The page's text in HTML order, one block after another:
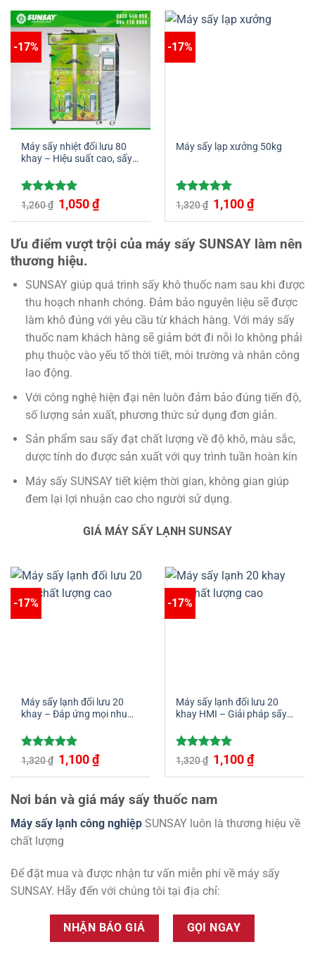
-17%
Máy sấy nhiệt đối lưu 80
khay – Hiệu suất cao, sấy
Được xếp
hạng 5.00
5 sao
1,260₫ Giá
gốc
là:
1,050₫Giá
hiện
tại
1,050 ₫.
-17%
Máy sấy lạp xưởng 50kg
Được xếp
hạng 5.00
5 sao
1,320₫ Giá
gốc
là:
1,100₫Giá
hiện
tại
1,100 ₫.
Ưu điểm vượt trội của máy sấy SUNSAY làm nên
thương hiệu.
SUNSAY giúp quá trình sấy khô thuốc nam sau khi được
thu hoạch nhanh chóng. Đảm bảo nguyên liệu sẽ được
làm khô đúng với yêu cầu từ khách hàng. Với máy sấy
thuốc nam khách hàng sẽ giảm bớt đi nỗi lo không phải
phụ thuộc vào yếu tố thời tiết, môi trường và nhân công
lao động.
Với công nghệ hiện đại nên luôn đảm bảo đúng tiến độ,
số lượng sản xuất, phương thức sử dụng đơn giản.
Sản phẩm sau sấy đạt chất lượng về độ khô, màu sắc,
dược tính do được sản xuất với quy trình tuần hoàn kín
Máy sấy SUNSAY tiết kiệm thời gian, không gian giúp
đem lại lợi nhuận cao cho người sử dụng.
GIÁ MÁY SẤY LẠNH SUNSAY
-17%
Máy sấy lạnh đối lưu 20
khay – Đáp ứng mọi nhu
Được xếp
hạng 5.00
5 sao
1,320₫ Giá
gốc
là:
1,100₫Giá
hiện
tại
1,100 ₫.
-17%
Máy sấy lạnh đối lưu 20
khay HMI – Giải pháp sấy
Được xếp
hạng 5.00
5 sao
1,320₫ Giá
gốc
là:
1,100₫Giá
hiện
tại
Nơi bán và giá máy sấy thuốc nam
Máy sấy lạnh công nghiệp SUNSAY luôn là thương hiệu về
chất lượng
Để đặt mua và được nhận tư vấn miễn phí về máy sấy
SUNSAY. Hãy đến với chúng tôi tại địa chỉ:
NHẬN BÁO GIÁ GỌI NGAY